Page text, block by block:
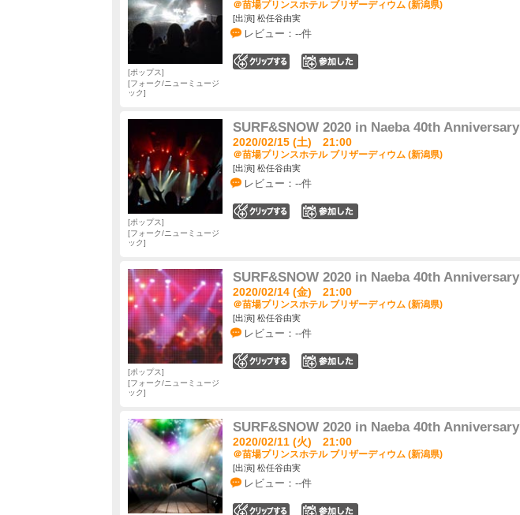
＠苗場プリンスホテル ブリザーディウム (新潟県)
[出演] 松任谷由実
レビュー：--件
ポップス
フォーク/ニューミュージ
ック
SURF&SNOW 2020 in Naeba 40th Anniversary
2020/02/15 (土) 21:00
＠苗場プリンスホテル ブリザーディウム (新潟県)
[出演] 松任谷由実
レビュー：--件
ポップス
フォーク/ニューミュージ
ック
SURF&SNOW 2020 in Naeba 40th Anniversary
2020/02/14 (金) 21:00
＠苗場プリンスホテル ブリザーディウム (新潟県)
[出演] 松任谷由実
レビュー：--件
ポップス
フォーク/ニューミュージ
ック
SURF&SNOW 2020 in Naeba 40th Anniversary
2020/02/11 (火) 21:00
＠苗場プリンスホテル ブリザーディウム (新潟県)
[出演] 松任谷由実
レビュー：--件